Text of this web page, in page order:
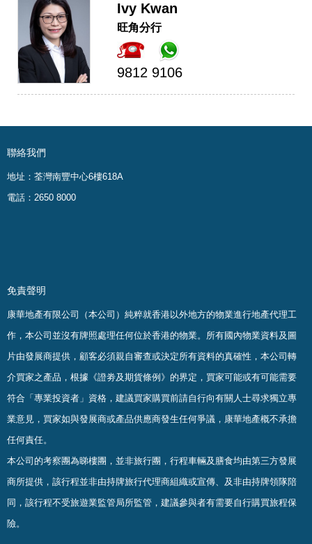
Ivy Kwan
旺角分行
9812 9106
聯絡我們
地址：荃灣南豐中心6樓618A
電話：2650 8000
免責聲明
康華地產有限公司（本公司）純粹就香港以外地方的物業進行地產代理工
作，本公司並沒有牌照處理任何位於香港的物業。 所有國內物業資料及圖
片由發展商提供，顧客必須親自審查或決定所有資料的真確性 ， 本公司轉
介買家之產品，根據《證劵及期貨條例》的界定，買家可能或有可能需要
符合「專業投資者」資格，建議買家購買前請自行向有關人士尋求獨立專
業意見，買家如與發展商或產品供應商發生任何爭議，康華地產概不承擔
任何責任。
本公司的考察團為睇樓團，並非旅行團，行程車輛及膳食均由第三方發展
商所提供，該行程並非由持牌旅行代理商組織或宣傳、及非由持牌領隊陪
同，該行程不受旅遊業監管局所監管，建議參與者有需要自行購買旅程保
險。